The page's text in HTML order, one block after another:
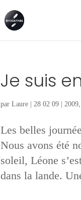
Je suis
par Laure| 28 02 09| 2009,
Les belles
Nous avons été
soleil, Léone
dans la lande.